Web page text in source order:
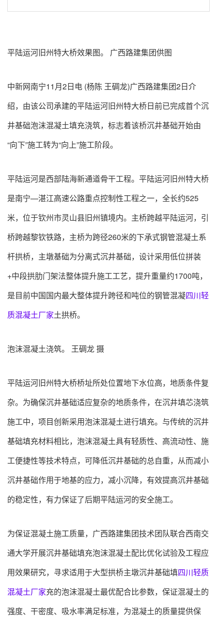
平陆运河旧州特大桥效果图。 广西路建集团供图
中新网南宁11月2日电 (杨陈 王碉龙)广西路建集团2日介
绍，由该公司承建的平陆运河旧州特大桥日前已完成首个沉
井基础泡沫混凝土填充浇筑，标志着该桥沉井基础开始由
“向下”施工转为“向上”施工阶段。
平陆运河是西部陆海新通道骨干工程。平陆运河旧州特大桥
是南宁—湛江高速公路重点控制性工程之一，全长约525
米，位于钦州市灵山县旧州镇境内。主桥跨越平陆运河，引
桥跨越黎钦铁路，主桥为跨径260米的下承式钢管混凝土系
杆拱桥，主墩基础为分离式沉井基础，设计采用低位拼装
+中段拱肋门架法整体提升施工工艺，提升重量约1700吨，
是目前中国国内最大整体提升跨径和吨位的钢管混凝四川轻
质混凝土厂家土拱桥。
泡沫混凝土浇筑。 王碉龙 摄
平陆运河旧州特大桥桥址所处位置地下水位高，地质条件复
杂。为确保沉井基础适应复杂的地质条件，在沉井填芯浇筑
施工中，项目创新采用泡沫混凝土进行填充。与传统的沉井
基础填充材料相比，泡沫混凝土具有轻质性、高流动性、施
工便捷性等技术特点，可降低沉井基础的总自重，从而减小
沉井基础作用于地基的应力，减小沉降，有效提高沉井基础
的稳定性，有力保证了后期平陆运河的安全施工。
为保证混凝土施工质量，广西路建集团技术团队联合西南交
通大学开展沉井基础填充泡沫混凝土配比优化试验及工程应
用效果研究，寻求适用于大型拱桥主墩沉井基础填四川轻质
混凝土厂家充的泡沫混凝土最优配合比参数，保证混凝土的
强度、干密度、吸水率满足标准，为混凝土的质量提供保